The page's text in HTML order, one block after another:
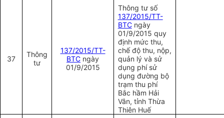
37
Thông
tư
137/2015/TT-
BTC ngày
01/9/2015
Thông tư số
137/2015/TT-
BTCngày
01/9/2015 quy
định mức thu,
chế độ thu, nộp,
quản lý và sử
dụng phí sử
dụng đường bộ
trạm thu phí
Bắc hầm Hải
Vân, tỉnh Thừa
Thiên Huế